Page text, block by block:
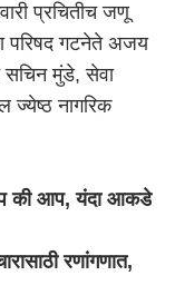
प्रचितीच जणू
परिषद गटनेते अजय
सचिन मुंडे, सेवा
ज्येष्ठ नागरिक
की आप, यंदा आकडे
रणांगणात,